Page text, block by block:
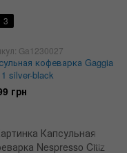
3
Ga1230027
кофеварка Gaggia
silver-black
грн